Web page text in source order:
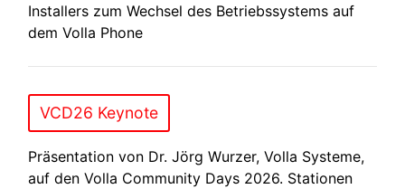
Installers zum Wechsel des Betriebssystems auf
dem Volla Phone
VCD26 Keynote
Präsentation von Dr. Jörg Wurzer, Volla Systeme,
auf den Volla Community Days 2026. Stationen